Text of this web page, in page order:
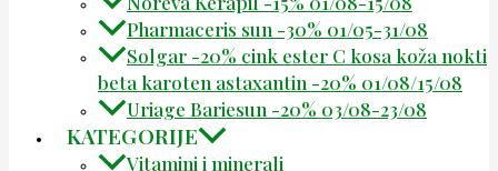
Pharmaceris sun -30% 01/05-31/08
Solgar -20% cink ester C kosa koža nokti
beta karoten astaxantin -20% 01/08/15/08
Uriage Bariesun -20% 03/08-23/08
KATEGORIJE
Vitamini i minerali